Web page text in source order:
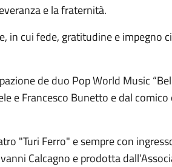
e la fraternità.
in cui fede, gratitudine e impegno
de duo Pop World Music
e Francesco Bunetto e dal comico
"Turi Ferro" e sempre con
Calcagno e prodotta